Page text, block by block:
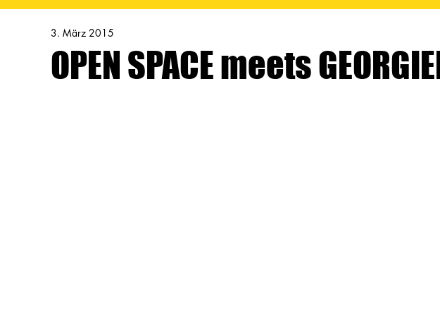
OPEN SPACE meets
3. März 2015